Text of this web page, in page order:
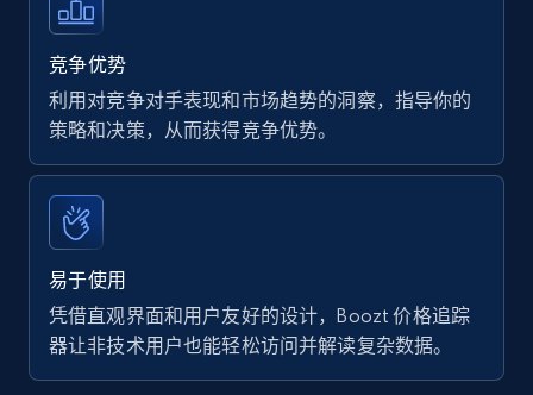
竞争优势
利用对竞争对手表现和市场趋势的洞察，指导你的
策略和决策，从而获得竞争优势。
易于使用
凭借直观界面和用户友好的设计，Boozt 价格追踪
器让非技术用户也能轻松访问并解读复杂数据。